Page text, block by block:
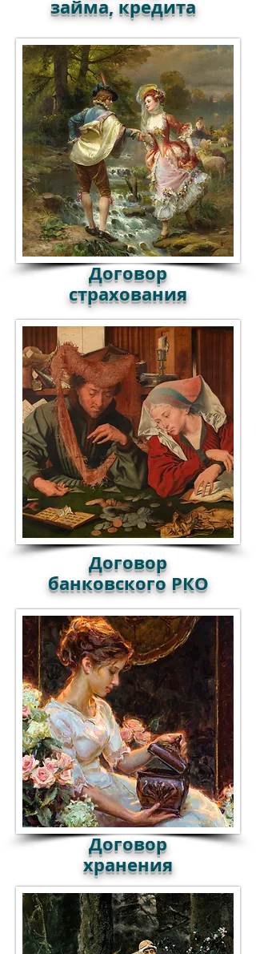
займа, кредита
Договор
страхования
Договор
банковского РКО
Договор
хранения